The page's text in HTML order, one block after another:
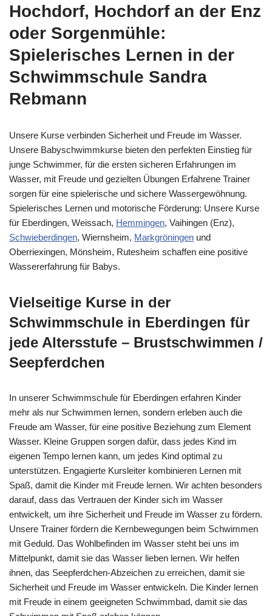
Hochdorf, Hochdorf an der Enz
oder Sorgenmühle:
Spielerisches Lernen in der
Schwimmschule Sandra
Rebmann
Unsere Kurse verbinden Sicherheit und Freude im Wasser.
Unsere Babyschwimmkurse bieten den perfekten Einstieg für
junge Schwimmer, für die ersten sicheren Erfahrungen im
Wasser, mit Freude und gezielten Übungen Erfahrene Trainer
sorgen für eine spielerische und sichere Wassergewöhnung.
Spielerisches Lernen und motorische Förderung: Unsere Kurse
für Eberdingen, Weissach, Hemmingen, Vaihingen (Enz),
Schwieberdingen, Wiernsheim, Markgröningen und
Oberriexingen, Mönsheim, Rutesheim schaffen eine positive
Wassererfahrung für Babys.
Vielseitige Kurse in der
Schwimmschule in Eberdingen für
jede Altersstufe – Brustschwimmen /
Seepferdchen
In unserer Schwimmschule für Eberdingen erfahren Kinder
mehr als nur Schwimmen lernen, sondern erleben auch die
Freude am Wasser, für eine positive Beziehung zum Element
Wasser. Kleine Gruppen sorgen dafür, dass jedes Kind im
eigenen Tempo lernen kann, um jedes Kind optimal zu
unterstützen. Engagierte Kursleiter kombinieren Lernen mit
Spaß, damit die Kinder mit Freude lernen. Wir achten besonders
darauf, dass das Vertrauen der Kinder sich im Wasser
entwickelt, um ihre Sicherheit und Freude im Wasser zu fördern.
Unsere Trainer fördern die Kernbewegungen beim Schwimmen
mit Geduld. Das Wohlbefinden im Wasser steht bei uns im
Mittelpunkt, damit sie das Wasser lieben lernen. Wir helfen
ihnen, das Seepferdchen-Abzeichen zu erreichen, damit sie
Sicherheit und Freude im Wasser entwickeln. Die Kinder lernen
mit Freude in einem geeigneten Schwimmbad, damit sie das